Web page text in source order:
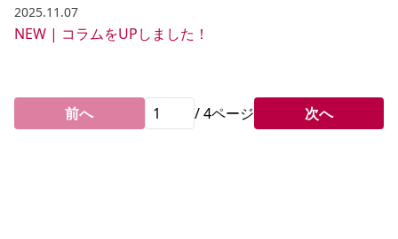
2025.11.07
NEW | コラムをUPしました！
前へ /4ページ 次へ